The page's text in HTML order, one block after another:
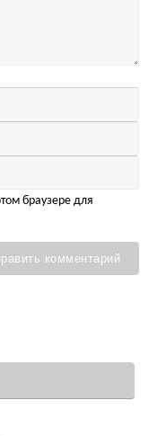
браузере для